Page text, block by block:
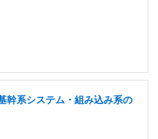
幹系システム・組み込み系の